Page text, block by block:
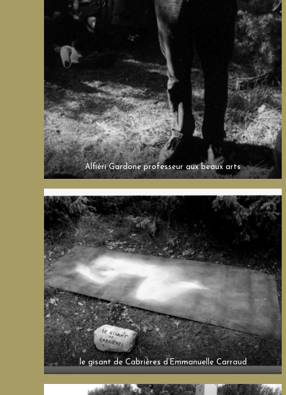
Alfiéri Gardone professeur aux beaux arts
le gisant de Cabrières d’Emmanuelle Carraud